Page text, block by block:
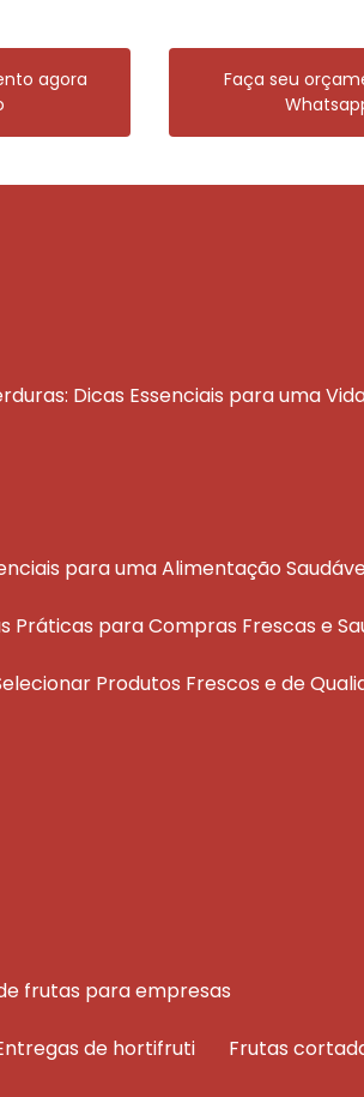
agora
Faça seu
Dicas Essenciais para uma
para uma Alimentação
Práticas para Compras Frescas e
Produtos Frescos e de
frutas para empresas
entregas de hortifruti frutas